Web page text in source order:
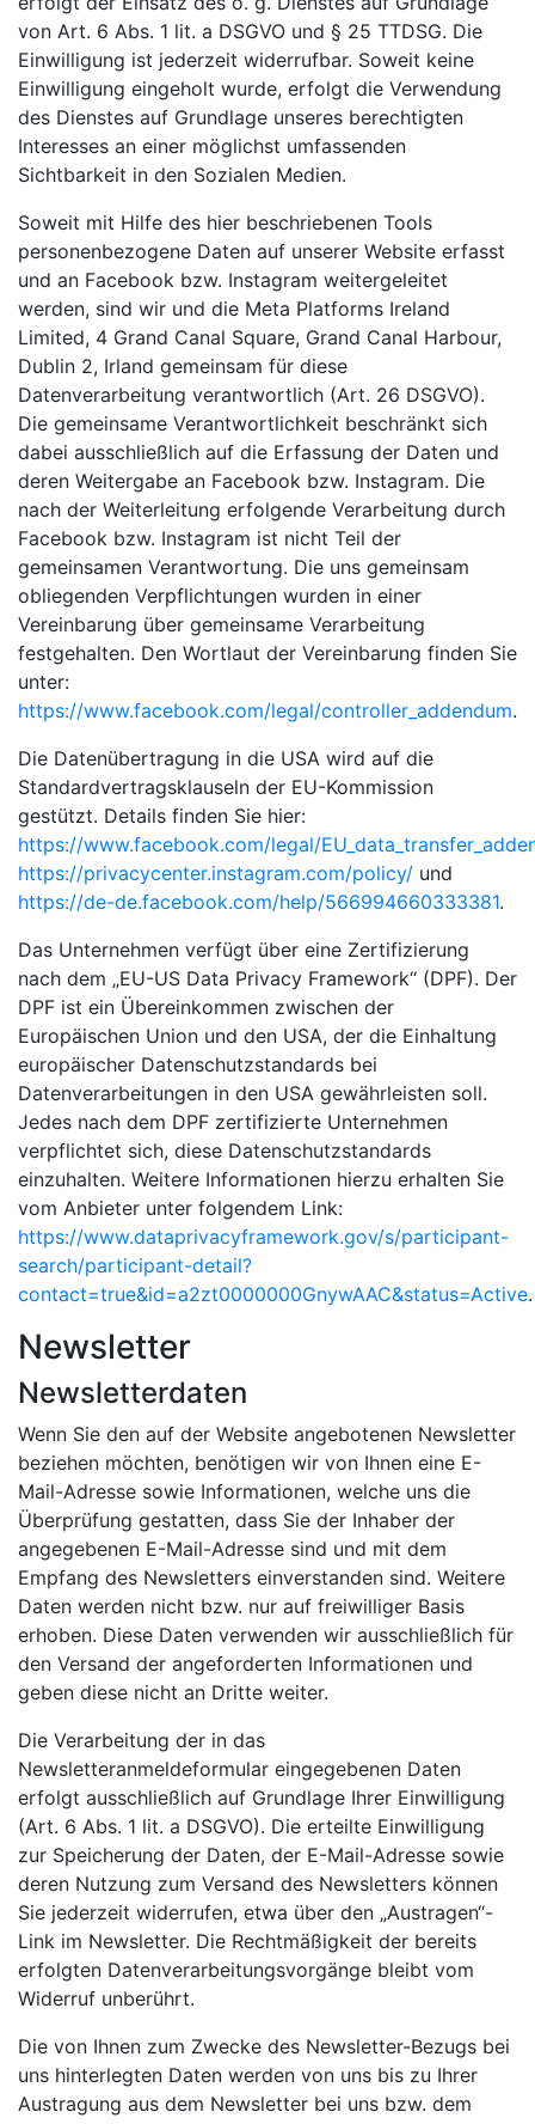
von Art. 6 Abs. 1 lit. a DSGVO und § 25 TTDSG. Die
Einwilligung ist jederzeit widerrufbar. Soweit keine
Einwilligung eingeholt wurde, erfolgt die Verwendung
des Dienstes auf Grundlage unseres berechtigten
Interesses an einer möglichst umfassenden
Sichtbarkeit in den Sozialen Medien.
Soweit mit Hilfe des hier beschriebenen Tools
personenbezogene Daten auf unserer Website erfasst
und an Facebook bzw. Instagram weitergeleitet
werden, sind wir und die Meta Platforms Ireland
Limited, 4 Grand Canal Square, Grand Canal Harbour,
Dublin 2, Irland gemeinsam für diese
Datenverarbeitung verantwortlich (Art. 26 DSGVO).
Die gemeinsame Verantwortlichkeit beschränkt sich
dabei ausschließlich auf die Erfassung der Daten und
deren Weitergabe an Facebook bzw. Instagram. Die
nach der Weiterleitung erfolgende Verarbeitung durch
Facebook bzw. Instagram ist nicht Teil der
gemeinsamen Verantwortung. Die uns gemeinsam
obliegenden Verpflichtungen wurden in einer
Vereinbarung über gemeinsame Verarbeitung
festgehalten. Den Wortlaut der Vereinbarung finden Sie
unter:
https://www.facebook.com/legal/controller_addendum.
Die Datenübertragung in die USA wird auf die
Standardvertragsklauseln der EU-Kommission
gestützt. Details finden Sie hier:
https://www.facebook.com/legal/
https://privacycenter.instagram.com/policy/ und
https://de-de.facebook.com/help/566994660333381.
Das Unternehmen verfügt über eine Zertifizierung
nach dem „EU-US Data Privacy Framework“ (DPF). Der
DPF ist ein Übereinkommen zwischen der
Europäischen Union und den USA, der die Einhaltung
europäischer Datenschutzstandards bei
Datenverarbeitungen in den USA gewährleisten soll.
Jedes nach dem DPF zertifizierte Unternehmen
verpflichtet sich, diese Datenschutzstandards
einzuhalten. Weitere Informationen hierzu erhalten Sie
vom Anbieter unter folgendem Link:
https://www.dataprivacyframework.gov/s/participant-
search/participant-detail?
contact=true&id=a2zt0000000GnywAAC&status=Active.
Newsletter
Newsletterdaten
Wenn Sie den auf der Website angebotenen Newsletter
beziehen möchten, benötigen wir von Ihnen eine E-
Mail-Adresse sowie Informationen, welche uns die
Überprüfung gestatten, dass Sie der Inhaber der
angegebenen E-Mail-Adresse sind und mit dem
Empfang des Newsletters einverstanden sind. Weitere
Daten werden nicht bzw. nur auf freiwilliger Basis
erhoben. Diese Daten verwenden wir ausschließlich für
den Versand der angeforderten Informationen und
geben diese nicht an Dritte weiter.
Die Verarbeitung der in das
Newsletteranmeldeformular eingegebenen Daten
erfolgt ausschließlich auf Grundlage Ihrer Einwilligung
(Art. 6 Abs. 1 lit. a DSGVO). Die erteilte Einwilligung
zur Speicherung der Daten, der E-Mail-Adresse sowie
deren Nutzung zum Versand des Newsletters können
Sie jederzeit widerrufen, etwa über den „Austragen“-
Link im Newsletter. Die Rechtmäßigkeit der bereits
erfolgten Datenverarbeitungsvorgänge bleibt vom
Widerruf unberührt.
Die von Ihnen zum Zwecke des Newsletter-Bezugs bei
uns hinterlegten Daten werden von uns bis zu Ihrer
Austragung aus dem Newsletter bei uns bzw. dem